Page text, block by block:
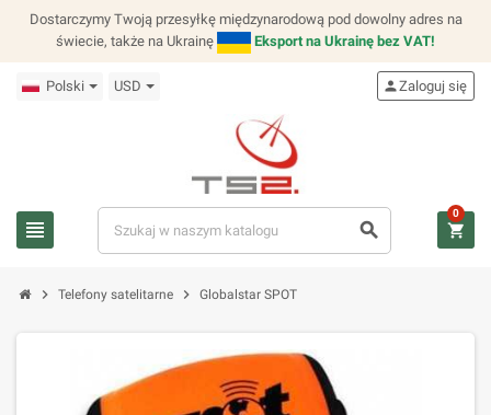
Dostarczymy Twoją przesyłkę międzynarodową pod dowolny adres na
świecie, także na Ukrainę
Eksport na Ukrainę bez VAT!
Polski USD
view_headline search
personZaloguj się
shopping_cart
0
chevron_right Telefony satelitarne chevron_right Globalstar SPOT